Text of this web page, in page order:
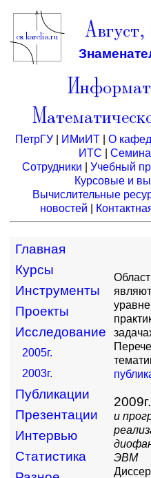
Август,
ПетрГУ ИМиИТ О
ИТС
Сотрудники
Учебный
Курсовые и
Вычислительные
новостей
Главная
Курсы
Инструменты
Проекты
Исследование
2005г.
2003г.
Публикации
Презентации
Интервью
Статистика
2009г.
и
ЭВМ